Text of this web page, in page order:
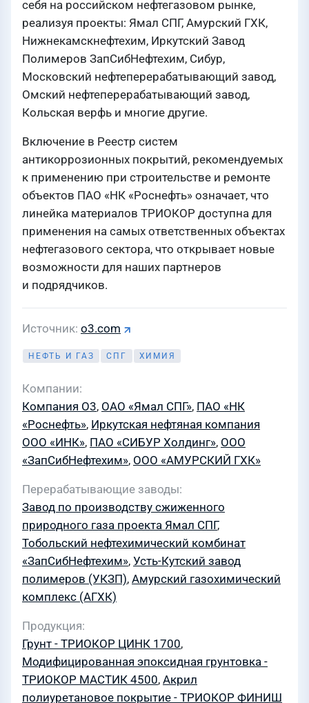
себя на российском нефтегазовом рынке,
реализуя проекты: Ямал СПГ, Амурский ГХК,
Нижнекамскнефтехим, Иркутский Завод
Полимеров ЗапСибНефтехим, Сибур,
Московский нефтеперерабатывающий завод,
Омский нефтеперерабатывающий завод,
Кольская верфь и многие другие.
Включение в Реестр систем
антикоррозионных покрытий, рекомендуемых
к применению при строительстве и ремонте
объектов ПАО «НК «Роснефть» означает, что
линейка материалов ТРИОКОР доступна для
применения на самых ответственных объектах
нефтегазового сектора, что открывает новые
возможности для наших партнеров
и подрядчиков.
Источник o3.com
НЕФТЬ И ГАЗ СПГ ХИМИЯ
Компании
Компания О3, ОАО «Ямал СПГ», ПАО «НК
«Роснефть», Иркутская нефтяная компания
ООО «ИНК», ПАО «СИБУР Холдинг», ООО
«ЗапСибНефтехим», ООО «АМУРСКИЙ ГХК»
Перерабатывающие заводы
Завод по производству сжиженного
природного газа проекта Ямал СПГ,
Тобольский нефтехимический комбинат
«ЗапСибНефтехим», Усть-Кутский завод
полимеров (УКЗП), Амурский газохимический
комплекс (АГХК)
Продукция
Грунт - ТРИОКОР ЦИНК 1700,
Модифицированная эпоксидная грунтовка -
ТРИОКОР МАСТИК 4500, Акрил
полиуретановое покрытие - ТРИОКОР ФИНИШ